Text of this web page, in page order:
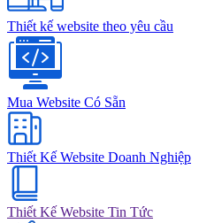
Thiết kế website theo yêu cầu
Mua Website Có Sẵn
Thiết Kế Website Doanh Nghiệp
Thiết Kế Website Tin Tức